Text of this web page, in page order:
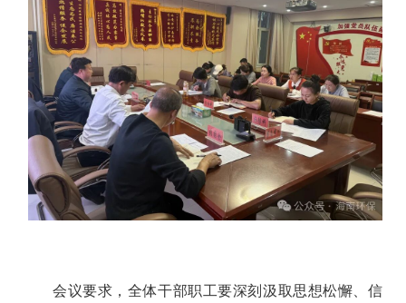
会议要求， 全体干部职工要深刻汲取思想松懈、信